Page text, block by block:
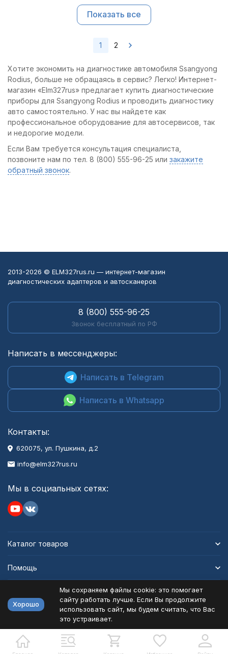
Показать все
1 2
Хотите экономить на диагностике автомобиля Ssangyong
Rodius, больше не обращаясь в сервис? Легко! Интернет-
магазин «Elm327rus» предлагает купить диагностические
приборы для Ssangyong Rodius и проводить диагностику
авто самостоятельно. У нас вы найдете как
профессиональное оборудование для автосервисов, так
и недорогие модели.
Если Вам требуется консультация специалиста,
позвоните нам по тел. 8 (800) 555-96-25 или закажите
обратный звонок.
2013-2026 © ELM327rus.ru — интернет-магазин
диагностических адаптеров и автосканеров
8 (800) 555-96-25
Звонок бесплатный по РФ
Написать в мессенджеры:
Написать в Telegram
Написать в Whatsapp
Контакты:
620075, ул. Пушкина, д.2
info@elm327rus.ru
Мы в социальных сетях:
Каталог товаров
Помощь
Политика персональных данных
Разработано в bodysite.ru
Хорошо
Мы сохраняем файлы cookie: это помогает
сайту работать лучше. Если Вы продолжите
использовать сайт, мы будем считать, что Вас
это устраивает.